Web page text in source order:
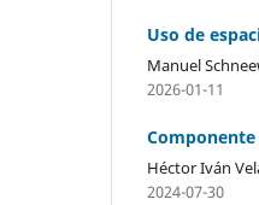
Uso de
Manuel
2026-01-11
Héctor Iván
2024-07-30